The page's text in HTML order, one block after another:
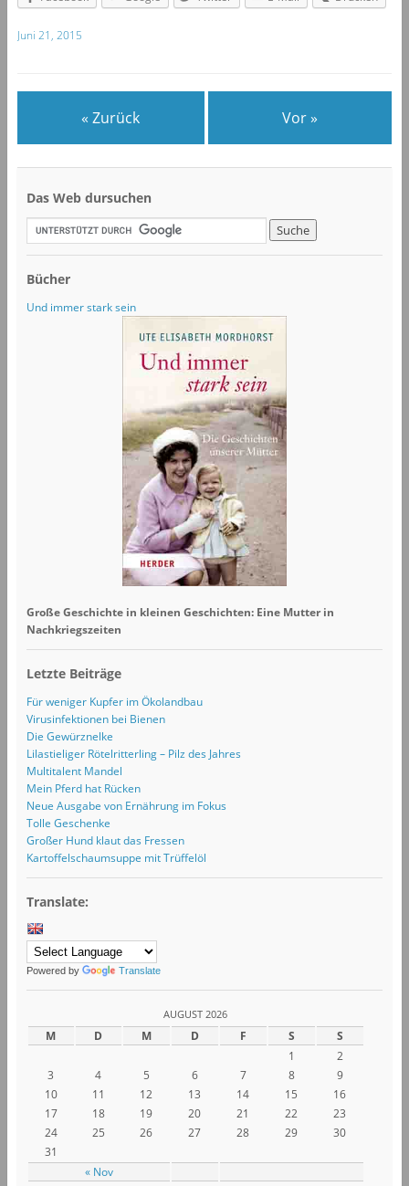
Juni 21, 2015
« Zurück Vor »
Das Web dursuchen
Bücher
Und immer stark sein
Große Geschichte in kleinen Geschichten: Eine Mutter in
Nachkriegszeiten
Letzte Beiträge
Für weniger Kupfer im Ökolandbau
Virusinfektionen bei Bienen
Die Gewürznelke
Lilastieliger Rötelritterling – Pilz des Jahres
Multitalent Mandel
Mein Pferd hat Rücken
Neue Ausgabe von Ernährung im Fokus
Tolle Geschenke
Großer Hund klaut das Fressen
Kartoffelschaumsuppe mit Trüffelöl
Translate:
Powered by Translate
AUGUST 2026
M D M D F S S
« Nov
1
2
3
4 5 6 7 8
9
10
11 12 13 14 15
16
17
18 19 20 21 22
23
24
25 26 27 28 29
30
31